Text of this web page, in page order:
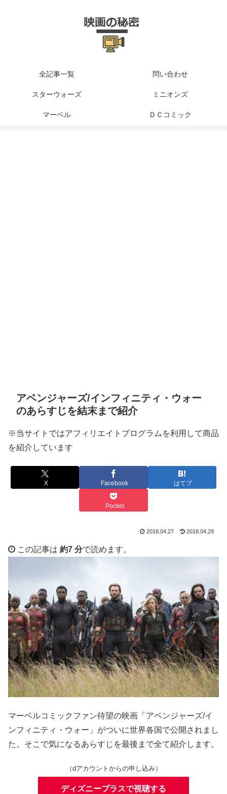
全記事一覧 問い合わせ
スターウォーズ ミニオンズ
マーベル ＤＣコミック
アベンジャーズ/インフィニティ・ウォー
のあらすじを結末まで紹介
※当サイトではアフィリエイトプログラムを利用して商品
を紹介しています
X Facebook はてブ
Pocket
2018.04.27 2018.04.29
この記事は 約7 分で読めます。
マーベルコミックファン待望の映画「アベンジャーズ/イ
ンフィニティ・ウォー」がついに世界各国で公開されまし
た。そこで気になるあらすじを最後まで全て紹介します。
（dアカウントからの申し込み）
ディズニープラスで視聴する